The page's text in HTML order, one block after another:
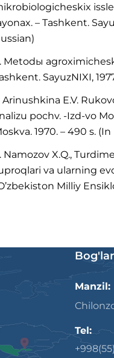
– Tashkent.
Metodы
SayuzNIXI,
Arinushkina E.V.
pochv. -Izd-vo
1970. – 490 s.
Namozov X.Q.,
va ularning
Milliy
Manzil:
Tel: